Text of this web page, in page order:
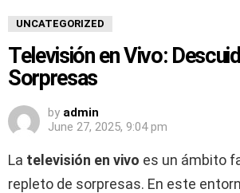
UNCATEGORIZED
Televisión en Vivo:
Sorpresas
by admin
June 27, 2025, 9:04 pm
La televisión en vivo es un ámbito
repleto de sorpresas. En este